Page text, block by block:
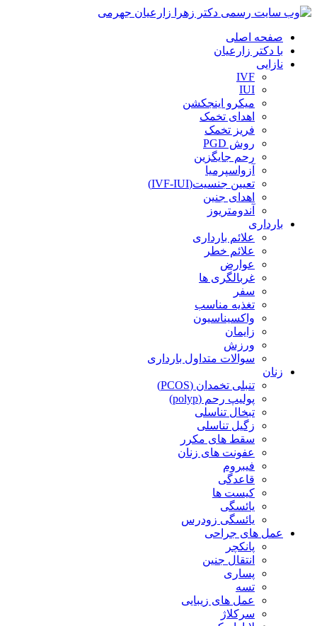
صفحه اصلی
با دکتر زارعیان
نازایی
IVF
IUI
میکرو اینجکشن
اهدای تخمک
فریز تخمک
روش PGD
رحم جایگزین
آزواسپرمیا
تعیین جنسیت(IVF-IUI)
اهدای جنین
آندومتریوز
بارداری
علائم بارداری
علائم خطر
عوارض
غربالگری ها
سفر
تغذیه مناسب
واکسیناسیون
زایمان
ورزش
سوالات متداول بارداری
زنان
تنبلی تخمدان (PCOS)
پولیپ رحم (polyp)
تبخال تناسلی
زگیل تناسلی
سقط های مکرر
عفونت های زنان
فیبروم
قاعدگی
کیست ها
یائسگی
یائسگی زودرس
عمل های جراحی
پانکچر
انتقال جنین
پساری
تسه
عمل های زیبایی
سرکلاژ